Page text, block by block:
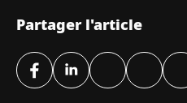
Partager l'article